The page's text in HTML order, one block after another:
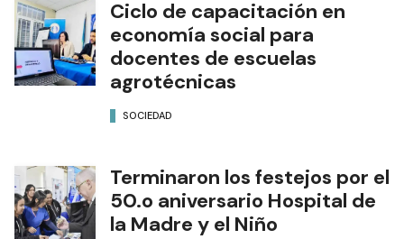
Ciclo de capacitación en
economía social para
docentes de escuelas
agrotécnicas
SOCIEDAD
Terminaron los festejos por el
50.o aniversario Hospital de
la Madre y el Niño